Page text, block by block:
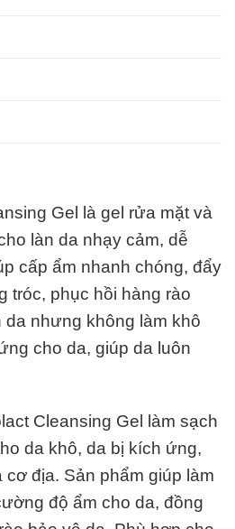
Gel là gel rửa mặt và
làn da nhạy cảm, dễ
cấp ẩm nhanh chóng, đẩy
tróc, phục hồi hàng rào
da nhưng không làm khô
cho da, giúp da luôn
Cleansing Gel làm sạch
da khô, da bị kích ứng,
địa. Sản phẩm giúp làm
độ ẩm cho da, đồng